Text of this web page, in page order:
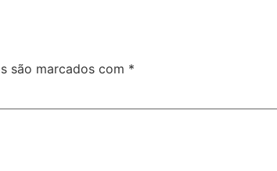
são marcados com *